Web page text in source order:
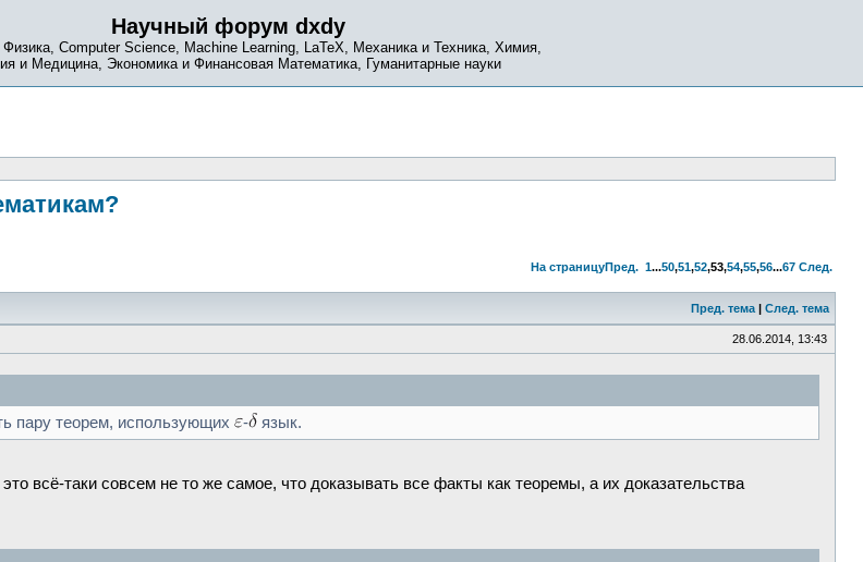
Научный форум dxdy
Computer Science, Machine Learning, LaTeX, Механика и Техника, Химия,
и Медицина, Экономика и Финансовая Математика, Гуманитарные науки
На страницуПред. 1...50,51,52,53,54,55,56...67 След.
Пред. тема | След. тема
28.06.2014, 13:43
пару теорем, использующих - язык.
всё-таки совсем не то же самое, что доказывать все факты как теоремы, а их доказательства